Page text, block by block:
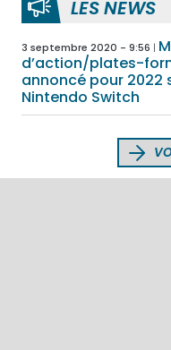
LES NEWS
3 septembre 2020 - 9:56
d’action/plates-
annoncé pour 2022
Nintendo Switch